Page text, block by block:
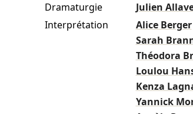
Dramaturgie
Julien
Interprétation
Alice Berger
Sarah
Théodora
Loulou
Kenza
Yannick